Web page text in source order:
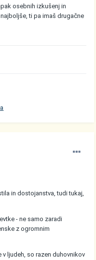
osebnih izkušenj in
ti pa imaš drugačne
in dostojanstva, tudi tukaj,
- ne samo zaradi
z ogromnim
v ljudeh, so razen duhovnikov